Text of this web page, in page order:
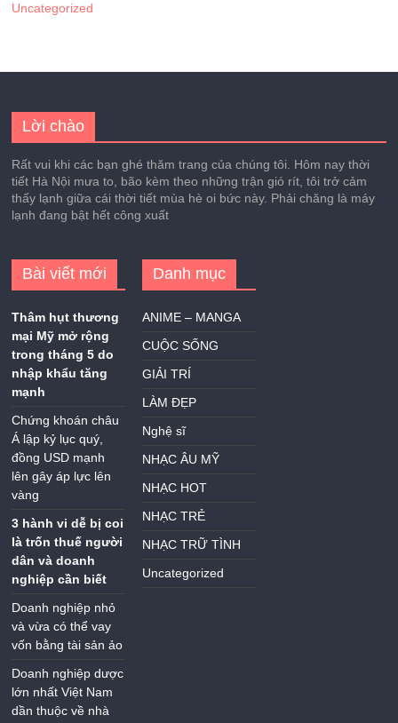
Uncategorized
Lời chào
Rất vui khi các bạn ghé thăm trang của chúng tôi. Hôm nay thời
tiết Hà Nội mưa to, bão kèm theo những trận gió rít, tôi trở cảm
thấy lạnh giữa cái thời tiết mùa hè oi bức này. Phải chăng là máy
lạnh đang bật hết công xuất
Bài viết mới
Thâm hụt thương
mại Mỹ mở rộng
trong tháng 5 do
nhập khẩu tăng
mạnh
Chứng khoán châu
Á lập kỷ lục quý,
đồng USD mạnh
lên gây áp lực lên
vàng
3 hành vi dễ bị coi
là trốn thuế người
dân và doanh
nghiệp cần biết
Doanh nghiệp nhỏ
và vừa có thể vay
vốn bằng tài sản ảo
Doanh nghiệp dược
lớn nhất Việt Nam
dần thuộc về nhà
Danh mục
ANIME – MANGA
CUỘC SỐNG
GIẢI TRÍ
LÀM ĐẸP
Nghệ sĩ
NHẠC ÂU MỸ
NHẠC HOT
NHẠC TRẺ
NHẠC TRỮ TÌNH
Uncategorized